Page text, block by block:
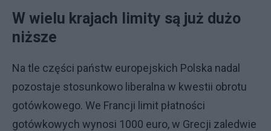
W wielu krajach limity są już dużo
niższe
Na tle części państw europejskich Polska nadal
pozostaje stosunkowo liberalna w kwestii obrotu
gotówkowego. We Francji limit płatności
gotówkowych wynosi 1000 euro, w Grecji zaledwie